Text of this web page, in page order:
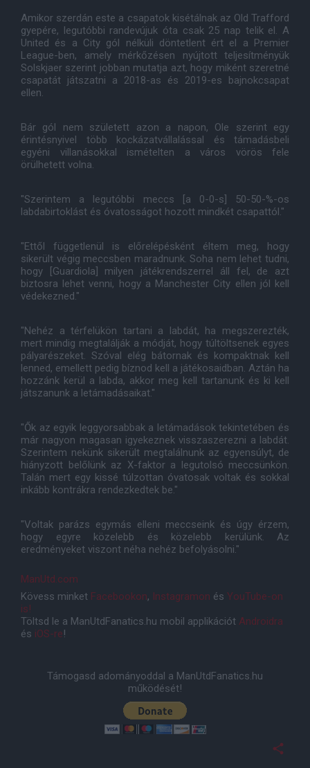
Amikor szerdán este a csapatok kisétálnak az Old Trafford
gyepére, legutóbbi randevújuk óta csak 25 nap telik el. A
United és a City gól nélküli döntetlent ért el a Premier
League-ben, amely mérkőzésen nyújtott teljesítményük
Solskjaer szerint jobban mutatja azt, hogy miként szeretné
csapatát játszatni a 2018-as és 2019-es bajnokcsapat
ellen.
Bár gól nem született azon a napon, Ole szerint egy
érintésnyivel több kockázatvállalással és támadásbeli
egyéni villanásokkal ismételten a város vörös fele
örülhetett volna.
"Szerintem a legutóbbi meccs [a 0-0-s] 50-50-%-os
labdabirtoklást és óvatosságot hozott mindkét csapattól."
"Ettől függetlenül is előrelépésként éltem meg, hogy
sikerült végig meccsben maradnunk. Soha nem lehet tudni,
hogy [Guardiola] milyen játékrendszerrel áll fel, de azt
biztosra lehet venni, hogy a Manchester City ellen jól kell
védekezned."
"Nehéz a térfelükön tartani a labdát, ha megszerezték,
mert mindig megtalálják a módját, hogy túltöltsenek egyes
pályarészeket. Szóval elég bátornak és kompaktnak kell
lenned, emellett pedig bíznod kell a játékosaidban. Aztán ha
hozzánk kerül a labda, akkor meg kell tartanunk és ki kell
játszanunk a letámadásaikat."
"Ők az egyik leggyorsabbak a letámadások tekintetében és
már nagyon magasan igyekeznek visszaszerezni a labdát.
Szerintem nekünk sikerült megtalálnunk az egyensúlyt, de
hiányzott belőlünk az X-faktor a legutolsó meccsünkön.
Talán mert egy kissé túlzottan óvatosak voltak és sokkal
inkább kontrákra rendezkedtek be."
"Voltak parázs egymás elleni meccseink és úgy érzem,
hogy egyre közelebb és közelebb kerülünk. Az
eredményeket viszont néha nehéz befolyásolni."
ManUtd.com
Kövess minket Facebookon, Instagramon és YouTube-on
is!
Töltsd le a ManUtdFanatics.hu mobil applikációt Androidra
és iOS-re!
Támogasd adományoddal a ManUtdFanatics.hu
működését!